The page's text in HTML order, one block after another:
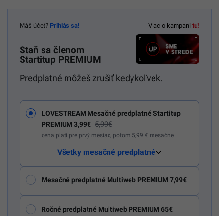
Viac o kampani tu!
Máš účet? Prihlás sa!
Staň sa členom
Startitup PREMIUM
Predplatné môžeš zrušiť kedykoľvek.
LOVESTREAM Mesačné predplatné Startitup
PREMIUM 3,99€ 5,99€
cena platí pre prvý mesiac, potom 5,99 € mesačne
Všetky mesačné predplatné
Mesačné predplatné Multiweb PREMIUM 7,99€
Ročné predplatné Multiweb PREMIUM 65€